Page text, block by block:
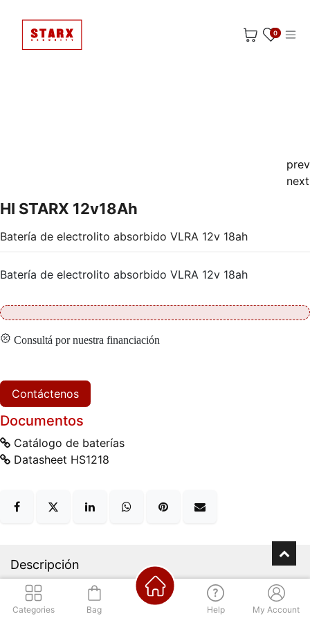
0
prev
next
HI STARX 12v18Ah
Batería de electrolito absorbido VLRA 12v 18ah
Batería de electrolito absorbido VLRA 12v 18ah
Consultá por nuestra financiación
Contáctenos
Documentos
Catálogo de baterías
Datasheet HS1218
Descripción
Categories Bag Help My Account